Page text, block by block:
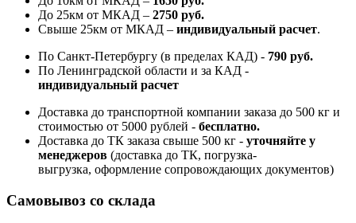
До 25км от МКАД – 2750 руб.
Свыше 25км от МКАД – индивидуальный расчет.
По Санкт-Петербургу (в пределах КАД) - 790 руб.
По Ленинградской области и за КАД -
индивидуальный расчет
Доставка до транспортной компании заказа до 500 кг и
стоимостью от 5000 рублей - бесплатно.
Доставка до ТК заказа свыше 500 кг - уточняйте у
менеджеров (доставка до ТК, погрузка-
выгрузка, оформление сопровождающих документов)
Самовывоз со склада